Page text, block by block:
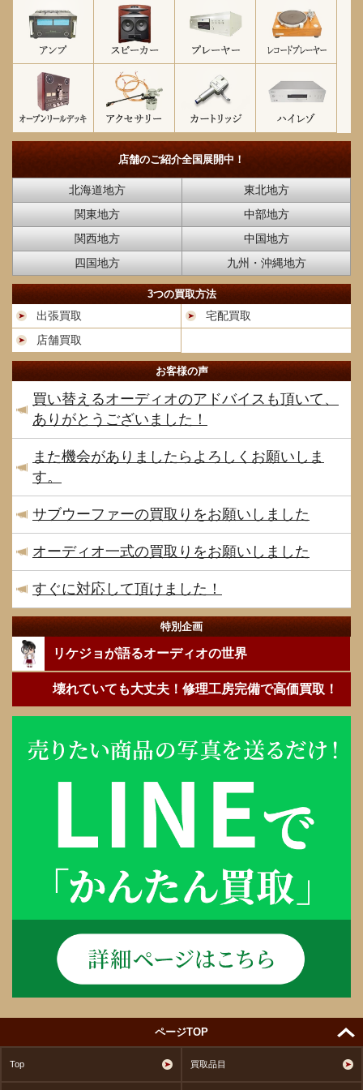
店舗のご紹介全国展開中！
北海道地方
東北地方
関東地方
中部地方
関西地方
中国地方
四国地方
九州・沖縄地方
3つの買取方法
出張買取
宅配買取
店舗買取
お客様の声
買い替えるオーディオのアドバイスも頂いて、
ありがとうございました！
また機会がありましたらよろしくお願いしま
す。
サブウーファーの買取りをお願いしました
オーディオ一式の買取りをお願いしました
すぐに対応して頂けました！
特別企画
リケジョが語るオーディオの世界
壊れていても大丈夫！修理工房完備で高価買取！
ページTOP
Top 買取品目